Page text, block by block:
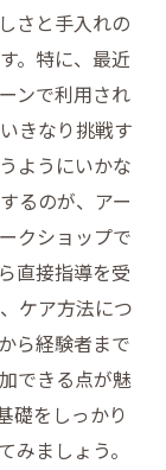
さと手入れの
。特に、最近
ンで利用され
きなり挑戦す
ようにいかな
るのが、アー
クショップで
直接指導を受
ケア方法につ
ら経験者まで
できる点が魅
礎をしっかり
ましょう。